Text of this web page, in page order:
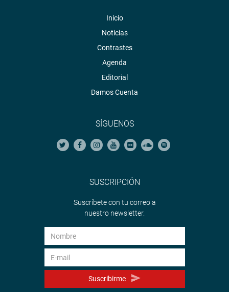
Inicio
Noticias
Contrastes
Agenda
Editorial
Damos Cuenta
SÍGUENOS
SUSCRIPCIÓN
Suscríbete con tu correo a
nuestro newsletter.
Suscribirme